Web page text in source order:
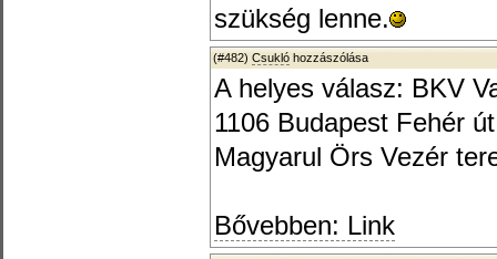
szükség lenne.
(#482) Csukló hozzászólása
A helyes válasz: BKV
1106 Budapest Fehér
Magyarul Örs Vezér
Bővebben: Link